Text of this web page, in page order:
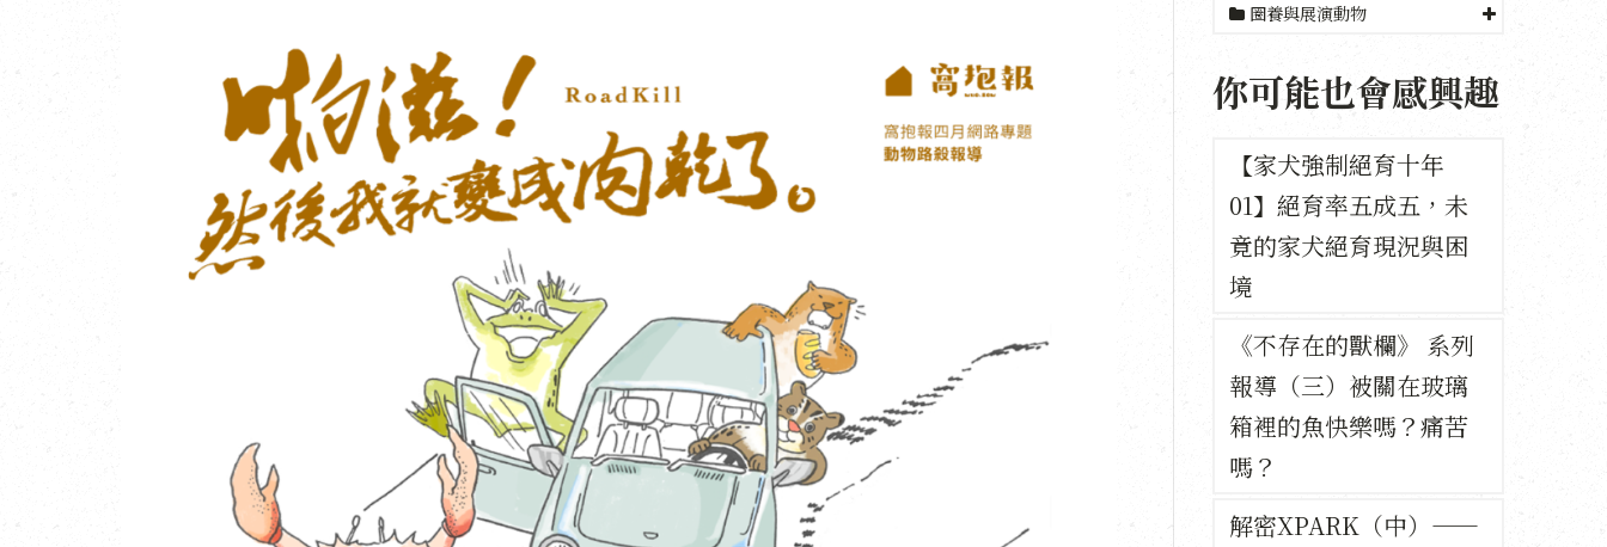
圈養與展演動物
你可能也會感興趣
【家犬強制絕育十年
01】絕育率五成五，未
竟的家犬絕育現況與困
境
《不存在的獸欄》 系列
報導（三）被關在玻璃
箱裡的魚快樂嗎？痛苦
嗎？
解密XPARK（中）——